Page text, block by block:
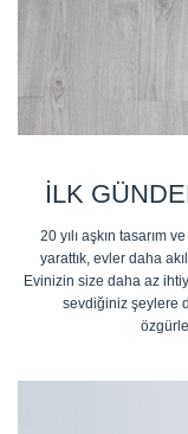
İLK
20 yılı aşkın tasarım
yarattık, evler daha
Evinizin size daha az
sevdiğiniz şeylere